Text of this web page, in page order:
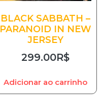
BLACK SABBATH –
PARANOID IN NEW
JERSEY
299.00R$
Adicionar ao carrinho